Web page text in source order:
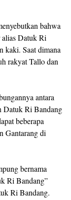
bahwa
Datuk Ri
kaki. Saat dimana
rakyat Tallo dan
antara
Datuk Ri Bandang
beberapa
Gantarang di
bernama
Ri Bandang”
Ri Bandang.